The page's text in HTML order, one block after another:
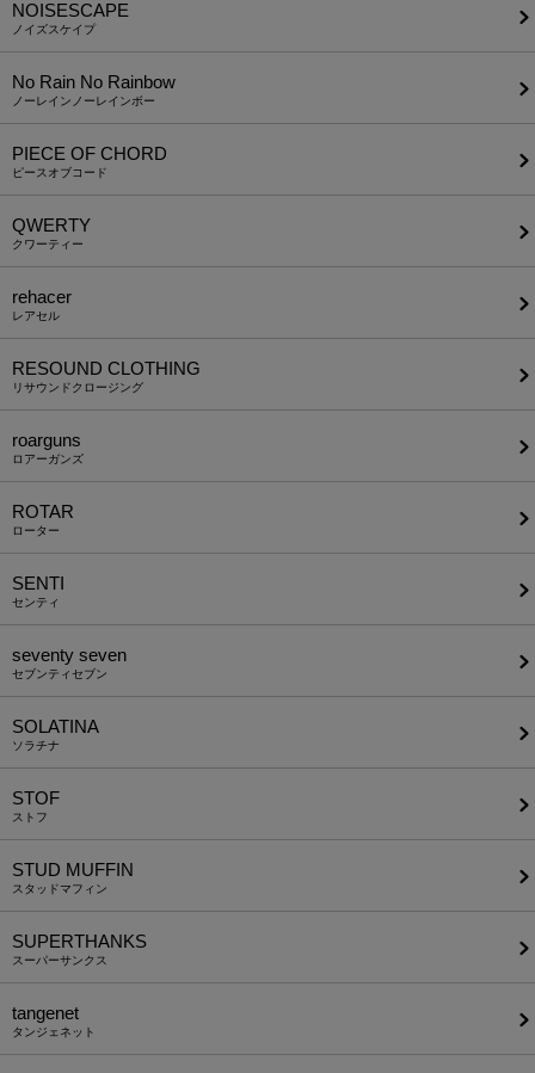
NOISESCAPE
ノイズスケイプ
No Rain No Rainbow
ノーレインノーレインボー
PIECE OF CHORD
ピースオブコード
QWERTY
クワーティー
rehacer
レアセル
RESOUND CLOTHING
リサウンドクロージング
roarguns
ロアーガンズ
ROTAR
ローター
SENTI
センティ
seventy seven
セブンティセブン
SOLATINA
ソラチナ
STOF
ストフ
STUD MUFFIN
スタッドマフィン
SUPERTHANKS
スーパーサンクス
tangenet
タンジェネット